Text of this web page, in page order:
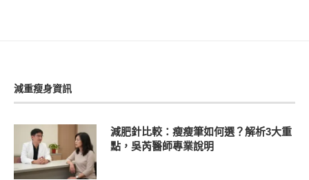
減重瘦身資訊
減肥針比較：瘦瘦筆如何選？解析3大重
點，吳芮醫師專業說明